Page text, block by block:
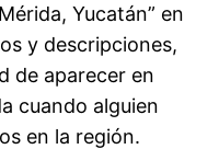
Yucatán” en
y descripciones,
de aparecer en
cuando alguien
en la región.